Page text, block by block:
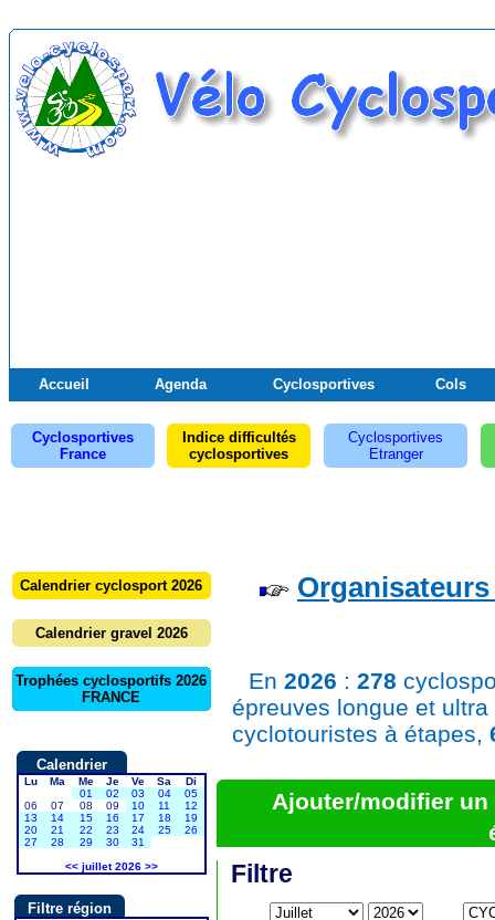
Accueil Agenda Cyclosportives Cols
Cyclosportives
France
Indice difficultés
cyclosportives
Cyclosportives
Etranger
Calendrier cyclosport 2026
Calendrier gravel 2026
Trophées cyclosportifs 2026
FRANCE
Calendrier
Lu Ma Me Je Ve Sa
Di
01
02 03 04
05
06
07 08 09 10 11
12
13
14 15 16 17 18
19
20
21 22 23 24 25
26
27
28 29 30
31
<< juillet 2026 >>
Filtre région
En 2026 : 278
épreuves longue et
cyclotouristes à étapes,
Ajouter/modifier un
Filtre